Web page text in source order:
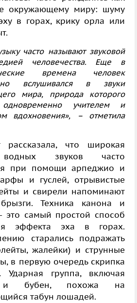
окружающему миру: шуму
в горах, крику орла или
часто называют звуковой
человечества. Еще в
времена человек
вслушивался в звуки
мира, природа которого
одновременно учителем и
вдохновения», – отметила
рассказала, что широкая
звуков часто
при помощи арпеджио и
и гуслей, отрывистые
и свирели напоминают
Техника канона и
это самый простой способ
эффекта эха в горах.
старались подражать
жалейки) и струнные
в первую очередь скрипка
Ударная группа, включая
и бубен, похожа на
табун лошадей.